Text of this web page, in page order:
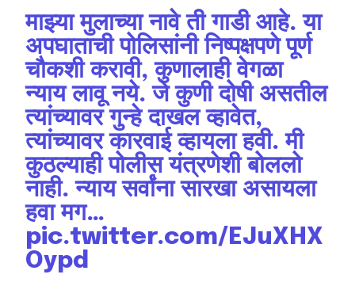
Join our community of
SUBSCRIBERS and be part of the
conversation.
माझ्या मुलाच्या नावे ती गाडी आहे. या
अपघाताची पोलिसांनी निष्पक्षपणे पूर्ण
चौकशी करावी, कुणालाही वेगळा
न्याय लावू नये. जे कुणी दोषी असतील
त्यांच्यावर गुन्हे दाखल व्हावेत,
त्यांच्यावर कारवाई व्हायला हवी. मी
कुठल्याही पोलीस यंत्रणेशी बोललो
नाही. न्याय सर्वांना सारखा असायला
हवा मग…
pic.twitter.com/EJuXHX
Oypd